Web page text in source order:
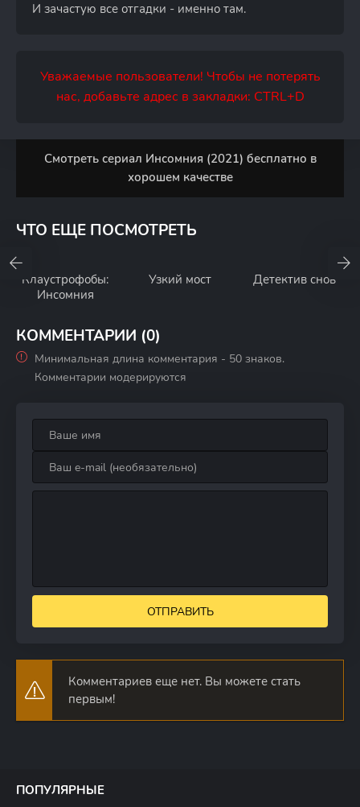
И зачастую все отгадки - именно там.
Уважаемые пользователи! Чтобы не потерять
нас, добавьте адрес в закладки: CTRL+D
Смотреть сериал Инсомния (2021) бесплатно в
хорошем качестве
ЧТО ЕЩЕ ПОСМОТРЕТЬ
Клаустрофобы:
Инсомния
Узкий мост Детектив снов
КОММЕНТАРИИ (0)
Минимальная длина комментария - 50 знаков.
Комментарии модерируются
ОТПРАВИТЬ
Комментариев еще нет. Вы можете стать
первым!
ПОПУЛЯРНЫЕ